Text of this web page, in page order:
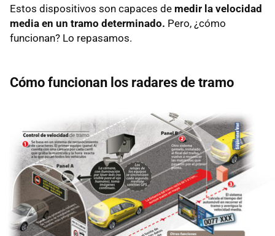
Estos dispositivos son capaces de medir la velocidad
media en un tramo determinado. Pero, ¿cómo
funcionan? Lo repasamos.
Cómo funcionan los radares de tramo